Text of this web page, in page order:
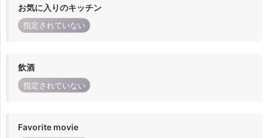
お気に入りのキッチン
指定されていない
飲酒
指定されていない
Favorite movie